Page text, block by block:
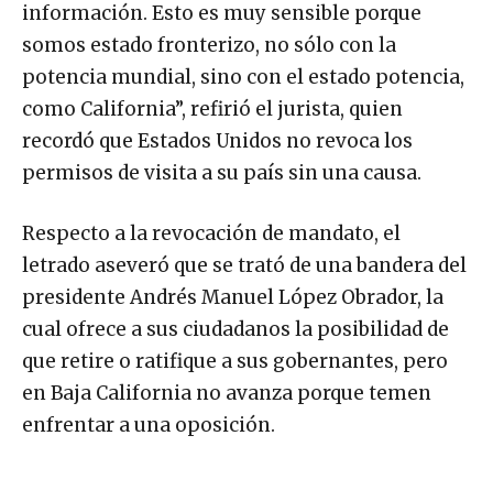
información. Esto es muy sensible porque
somos estado fronterizo, no sólo con la
potencia mundial, sino con el estado potencia,
como California”, refirió el jurista, quien
recordó que Estados Unidos no revoca los
permisos de visita a su país sin una causa.
Respecto a la revocación de mandato, el
letrado aseveró que se trató de una bandera del
presidente Andrés Manuel López Obrador, la
cual ofrece a sus ciudadanos la posibilidad de
que retire o ratifique a sus gobernantes, pero
en Baja California no avanza porque temen
enfrentar a una oposición.